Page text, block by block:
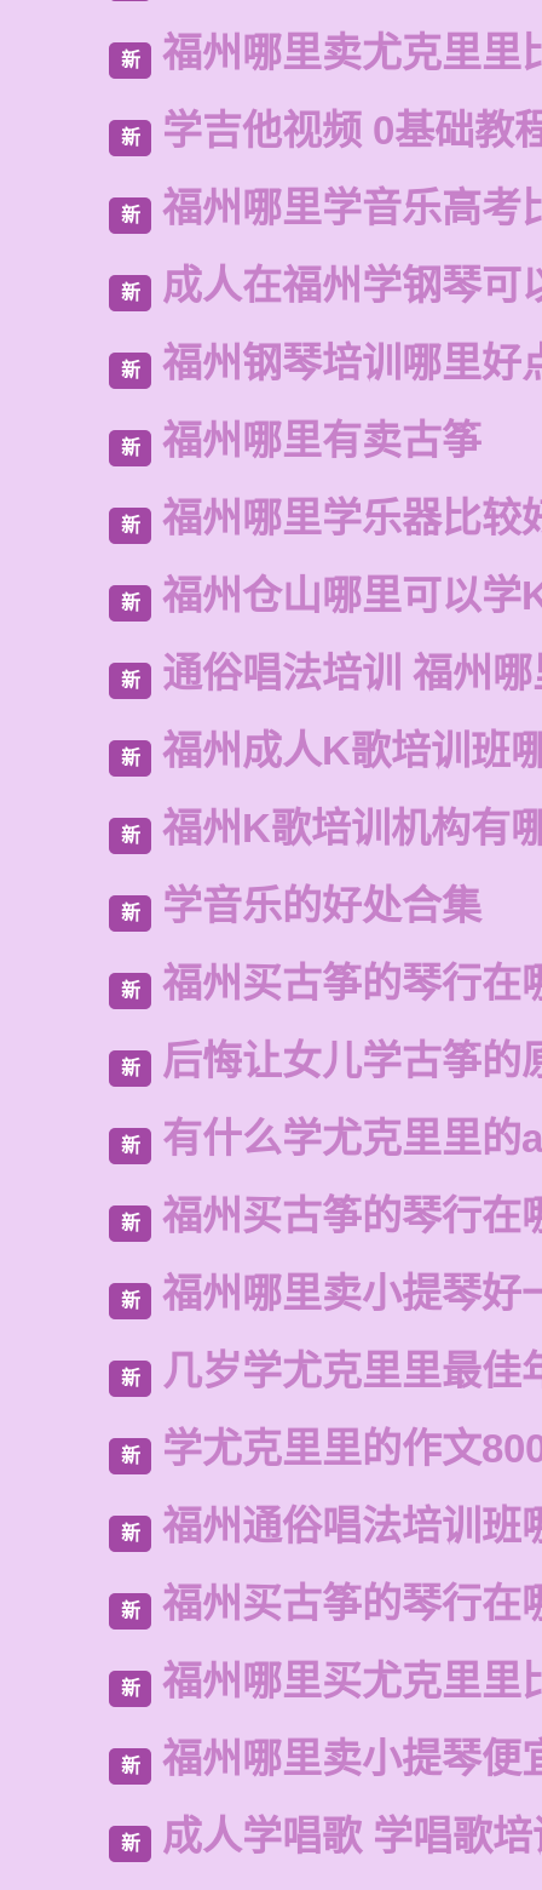
新 福州哪里卖尤克里里
新 学吉他视频 0基础教
新 福州哪里学音乐高考
新 成人在福州学钢琴可
新 福州钢琴培训哪里好
新 福州哪里有卖古筝
新 福州哪里学乐器比较
新 福州仓山哪里可以学
新 通俗唱法培训 福州
新 福州成人K歌培训班
新 福州K歌培训机构有
新 学音乐的好处合集
新 福州买古筝的琴行在
新 后悔让女儿学古筝的
新 有什么学尤克里里的
新 福州买古筝的琴行在
新 福州哪里卖小提琴好
新 几岁学尤克里里最佳
新 学尤克里里的作文
新 福州通俗唱法培训班
新 福州买古筝的琴行在
新 福州哪里买尤克里里
新 福州哪里卖小提琴便
新 成人学唱歌 学唱歌培